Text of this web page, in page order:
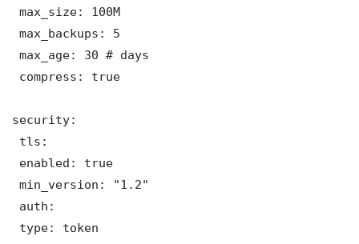
max_size: 100M
max_backups: 5
max_age: 30 # days
compress: true
security:
tls:
enabled: true
min_version: "1.2"
auth:
type: token